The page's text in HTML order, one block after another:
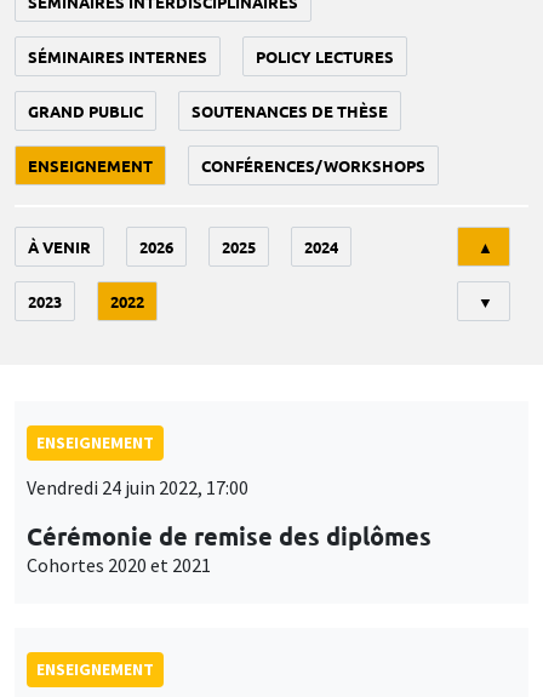
SÉMINAIRES INTERNES POLICY LECTURES
GRAND PUBLIC SOUTENANCES DE THÈSE
ENSEIGNEMENT CONFÉRENCES/WORKSHOPS
À VENIR 2026 2025 2024
2023 2022
▲
▼
ENSEIGNEMENT
Vendredi 24 juin 2022, 17:00
Cérémonie de remise des diplômes
Cohortes 2020 et 2021
ENSEIGNEMENT